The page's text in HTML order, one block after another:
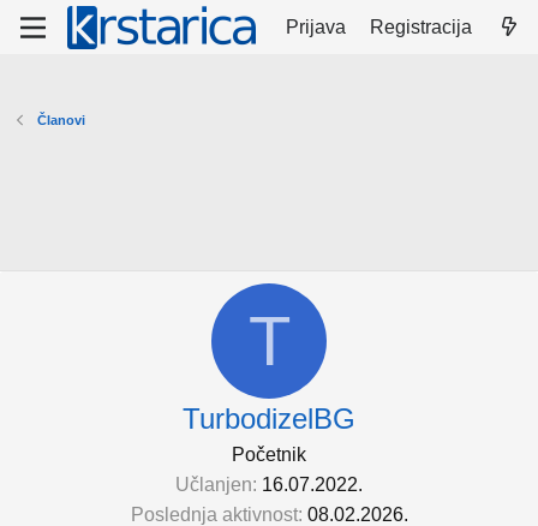
Prijava Registracija
Članovi
T
TurbodizelBG
Početnik
Učlanjen 16.07.2022.
Poslednja aktivnost 08.02.2026.